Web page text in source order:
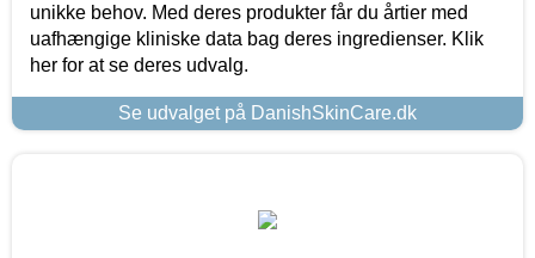
unikke behov. Med deres produkter får du årtier med
uafhængige kliniske data bag deres ingredienser. Klik
her for at se deres udvalg.
Se udvalget på DanishSkinCare.dk